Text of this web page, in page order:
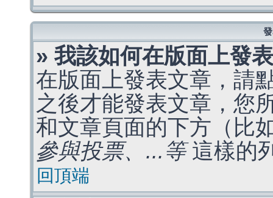
» 我該如何在版面上發
在版面上發表文章，請
之後才能發表文章，您
和文章頁面的下方（比
參與投票、...等這樣的
回頂端